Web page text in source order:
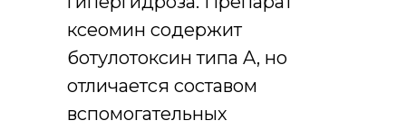
ксеомин содержит
ботулотоксин типа A, но
отличается составом
вспомогательных